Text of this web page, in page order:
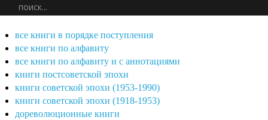
все книги в порядке поступления
все книги по алфавиту
все книги по алфавиту и с аннотациями
книги постсоветской эпохи
книги советской эпохи (1953-1990)
книги советской эпохи (1918-1953)
дореволюционные книги